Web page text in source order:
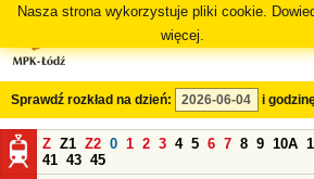
Nasza strona wykorzystuje pliki cookie.
więcej.
Sprawdź rozkład na dzień: i
Z Z1 Z2 0 1 2 3 4 5 6 7 8 9 10A
41 43 45